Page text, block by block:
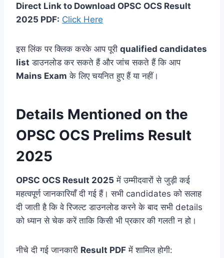
Direct Link to Download OPSC OCS Result
2025 PDF: Click Here
इस लिंक पर क्लिक करके आप पूरी qualified candidates
list डाउनलोड कर सकते हैं और जांच सकते हैं कि आप
Mains Exam के लिए चयनित हुए हैं या नहीं।
Details Mentioned on the
OPSC OCS Prelims Result
2025
OPSC OCS Result 2025 में उम्मीदवारों से जुड़ी कई
महत्वपूर्ण जानकारियाँ दी गई हैं। सभी candidates को सलाह
दी जाती है कि वे रिजल्ट डाउनलोड करने के बाद सभी details
को ध्यान से चेक करें ताकि किसी भी प्रकार की गलती न हो।
नीचे दी गई जानकारी Result PDF में शामिल होगी: